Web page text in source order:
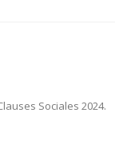
Sociales 2024.